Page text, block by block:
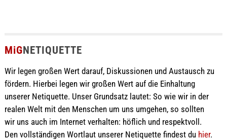
MiGNETIQUETTE
Wir legen großen Wert darauf, Diskussionen und Austausch zu
fördern. Hierbei legen wir großen Wert auf die Einhaltung
unserer Netiquette. Unser Grundsatz lautet: So wie wir in der
realen Welt mit den Menschen um uns umgehen, so sollten
wir uns auch im Internet verhalten: höflich und respektvoll.
Den vollständigen Wortlaut unserer Netiquette findest du hier.